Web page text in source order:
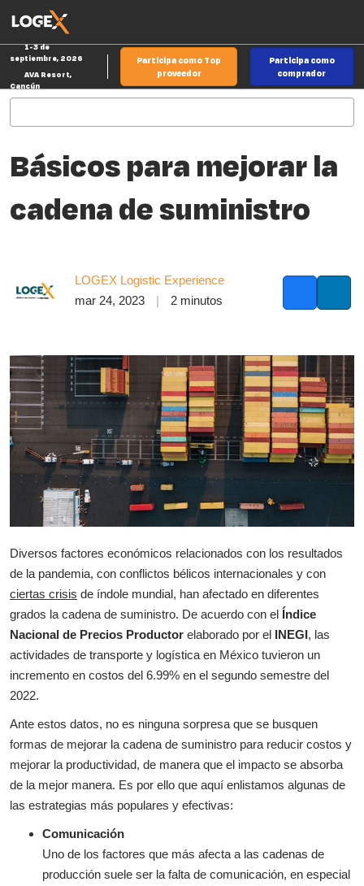
al
contenido
1-3 de
septiembre, 2026
AVA Resort,
Cancún
Participa como Top
proveedor
Participa como
comprador
Básicos para mejorar la
cadena de suministro
LOGEX Logistic Experience
mar 24, 2023
2 minutos
Diversos factores económicos relacionados con los resultados
de la pandemia, con conflictos bélicos internacionales y con
ciertas crisis de índole mundial, han afectado en diferentes
grados la cadena de suministro. De acuerdo con el Índice
Nacional de Precios Productor elaborado por el INEGI, las
actividades de transporte y logística en México tuvieron un
incremento en costos del 6.99% en el segundo semestre del
2022.
Ante estos datos, no es ninguna sorpresa que se busquen
formas de mejorar la cadena de suministro para reducir costos y
mejorar la productividad, de manera que el impacto se absorba
de la mejor manera. Es por ello que aquí enlistamos algunas de
las estrategias más populares y efectivas:
Comunicación
Uno de los factores que más afecta a las cadenas de
producción suele ser la falta de comunicación, en especial